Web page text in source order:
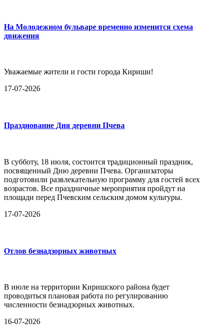
На Молодежном бульваре временно изменится схема
движения
Уважаемые жители и гости города Кириши!
17-07-2026
Празднование Дня деревни Пчева
В субботу, 18 июля, состоится традиционный праздник,
посвященный Дню деревни Пчева. Организаторы
подготовили развлекательную программу для гостей всех
возрастов. Все праздничные мероприятия пройдут на
площади перед Пчевским сельским домом культуры.
17-07-2026
Отлов безнадзорных животных
В июле на территории Киришского района будет
проводиться плановая работа по регулированию
численности безнадзорных животных.
16-07-2026